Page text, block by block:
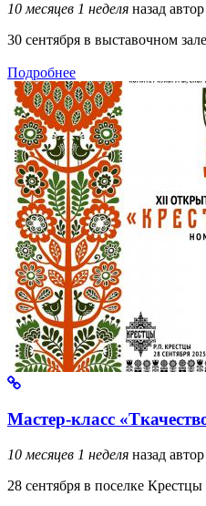
10 месяцев 1 неделя назад автор
30 сентября в выставочном
Подробнее
Мастер-класс
10 месяцев 1 неделя назад автор
28 сентября в поселке